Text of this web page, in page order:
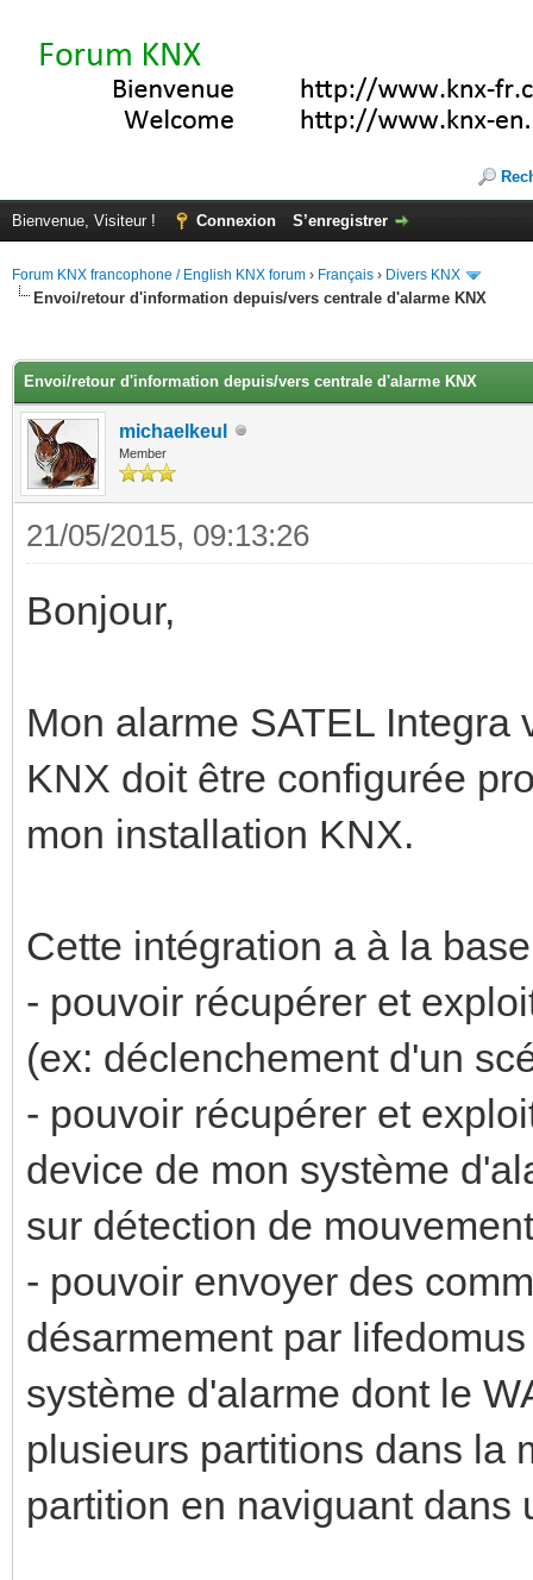
Bienvenue, Visiteur ! Connexion S’enregistrer
Forum KNX francophone / English KNX forum › Français › Divers KNX
Envoi/retour d'information depuis/vers centrale d'alarme KNX
Envoi/retour d'information depuis/vers centrale d'alarme KNX
michaelkeul
Member
21/05/2015, 09:13:26
Bonjour,
Mon alarme SATEL
KNX doit être configurée
mon installation KNX.
Cette intégration a à la
- pouvoir récupérer et
(ex: déclenchement d'un
- pouvoir récupérer et
device de mon système
sur détection de
- pouvoir envoyer des
désarmement par
système d'alarme dont le
plusieurs partitions dans la
partition en naviguant dans